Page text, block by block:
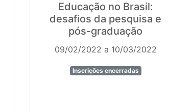
Educação no Brasil:
desafios da pesquisa e
pós-graduação
09/02/2022 a 10/03/2022
Inscrições encerradas